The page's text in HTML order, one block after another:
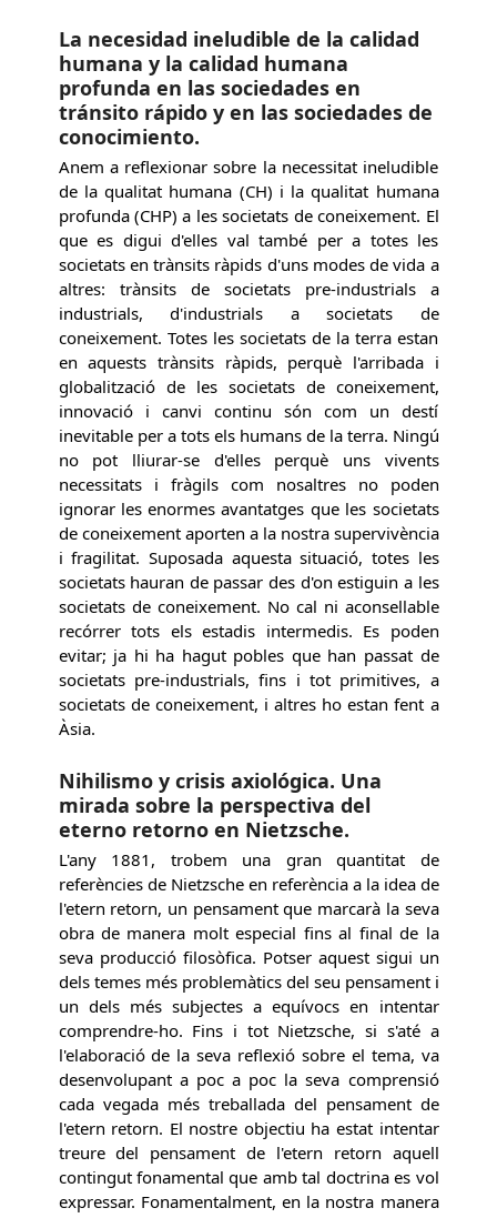
La necesidad ineludible de la calidad
humana y la calidad humana
profunda en las sociedades en
tránsito rápido y en las sociedades de
conocimiento.
Anem a reflexionar sobre la necessitat ineludible
de la qualitat humana (CH) i la qualitat humana
profunda (CHP) a les societats de coneixement. El
que es digui d'elles val també per a totes les
societats en trànsits ràpids d'uns modes de vida a
altres: trànsits de societats pre-industrials a
industrials, d'industrials a societats de
coneixement. Totes les societats de la terra estan
en aquests trànsits ràpids, perquè l'arribada i
globalització de les societats de coneixement,
innovació i canvi continu són com un destí
inevitable per a tots els humans de la terra. Ningú
no pot lliurar-se d'elles perquè uns vivents
necessitats i fràgils com nosaltres no poden
ignorar les enormes avantatges que les societats
de coneixement aporten a la nostra supervivència
i fragilitat. Suposada aquesta situació, totes les
societats hauran de passar des d'on estiguin a les
societats de coneixement. No cal ni aconsellable
recórrer tots els estadis intermedis. Es poden
evitar; ja hi ha hagut pobles que han passat de
societats pre-industrials, fins i tot primitives, a
societats de coneixement, i altres ho estan fent a
Àsia.
Nihilismo y crisis axiológica. Una
mirada sobre la perspectiva del
eterno retorno en Nietzsche.
L'any 1881, trobem una gran quantitat de
referències de Nietzsche en referència a la idea de
l'etern retorn, un pensament que marcarà la seva
obra de manera molt especial fins al final de la
seva producció filosòfica. Potser aquest sigui un
dels temes més problemàtics del seu pensament i
un dels més subjectes a equívocs en intentar
comprendre-ho. Fins i tot Nietzsche, si s'até a
l'elaboració de la seva reflexió sobre el tema, va
desenvolupant a poc a poc la seva comprensió
cada vegada més treballada del pensament de
l'etern retorn. El nostre objectiu ha estat intentar
treure del pensament de l'etern retorn aquell
contingut fonamental que amb tal doctrina es vol
expressar. Fonamentalment, en la nostra manera